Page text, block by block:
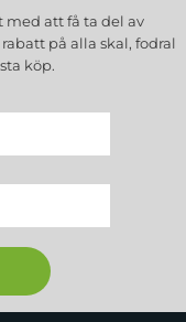
med att få ta del av
på alla skal, fodral
köp.